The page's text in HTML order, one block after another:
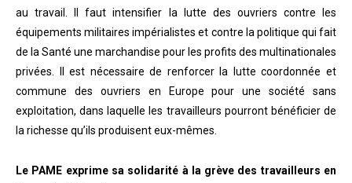
au travail. Il faut intensifier la lutte des ouvriers contre les
équipements militaires impérialistes et contre la politique qui fait
de la Santé une marchandise pour les profits des multinationales
privées. Il est nécessaire de renforcer la lutte coordonnée et
commune des ouvriers en Europe pour une société sans
exploitation, dans laquelle les travailleurs pourront bénéficier de
la richesse qu’ils produisent eux-mêmes.
Le PAME exprime sa solidarité à la grève des travailleurs en